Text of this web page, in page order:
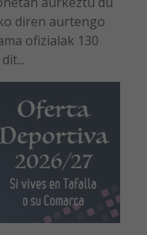
diren aurtengo
ofizialak 130